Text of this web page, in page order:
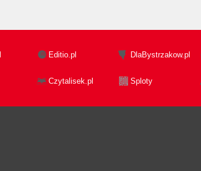
Editio.pl DlaBystrzakow.pl
Czytalisek.pl Sploty